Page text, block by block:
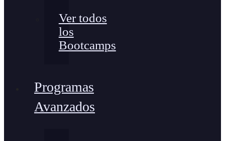
Ver todos
los
Bootcamps
Programas
Avanzados